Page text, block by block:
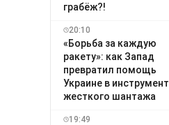
грабёж?!
20:10
«Борьба за каждую
ракету»: как Запад
превратил помощь
Украине в инструмент
жесткого шантажа
19:49